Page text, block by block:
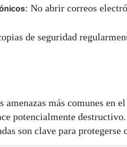
: No abrir correos
de seguridad
más comunes en
potencialmente
son clave para protegerse